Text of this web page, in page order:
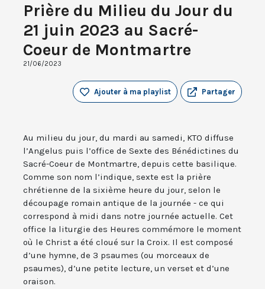
Prière du Milieu du Jour du
21 juin 2023 au Sacré-
Coeur de Montmartre
21/06/2023
Partager
Ajouter à ma playlist
Au milieu du jour, du mardi au samedi, KTO diffuse
l’Angelus puis l’office de Sexte des Bénédictines du
Sacré-Coeur de Montmartre, depuis cette basilique.
Comme son nom l’indique, sexte est la prière
chrétienne de la sixième heure du jour, selon le
découpage romain antique de la journée - ce qui
correspond à midi dans notre journée actuelle. Cet
office la liturgie des Heures commémore le moment
où le Christ a été cloué sur la Croix. Il est composé
d’une hymne, de 3 psaumes (ou morceaux de
psaumes), d’une petite lecture, un verset et d’une
oraison.